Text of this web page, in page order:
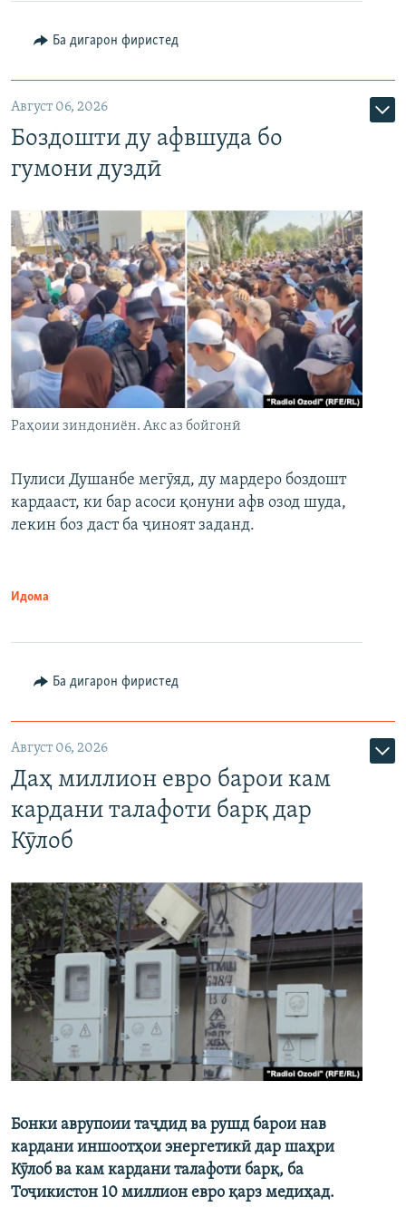
Ба дигарон фиристед
Август 06, 2026
Боздошти ду афвшуда бо
гумони дуздӣ
Раҳоии зиндониён. Акс аз бойгонӣ
Пулиси Душанбе мегӯяд, ду мардеро боздошт
кардааст, ки бар асоси қонуни афв озод шуда,
лекин боз даст ба ҷиноят заданд.
Идома
Ба дигарон фиристед
Август 06, 2026
Даҳ миллион евро барои кам
кардани талафоти барқ дар
Кӯлоб
Бонки аврупоии таҷдид ва рушд барои нав
кардани иншоотҳои энергетикӣ дар шаҳри
Кӯлоб ва кам кардани талафоти барқ, ба
Тоҷикистон 10 миллион евро қарз медиҳад.